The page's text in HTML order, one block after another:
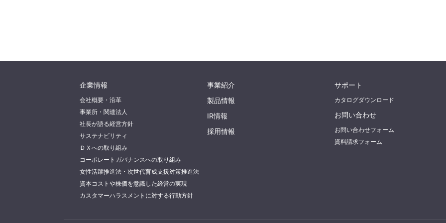
企業情報
会社概要・沿革
事業所・関連法人
社長が語る経営方針
サステナビリティ
ＤＸへの取り組み
コーポレートガバナンスへの取り組み
女性活躍推進法・次世代育成支援対策推進法
資本コストや株価を意識した経営の実現
カスタマーハラスメントに対する行動方針
事業紹介
製品情報
IR情報
採用情報
サポート
カタログダウンロード
お問い合わせ
お問い合わせフォーム
資料請求フォーム